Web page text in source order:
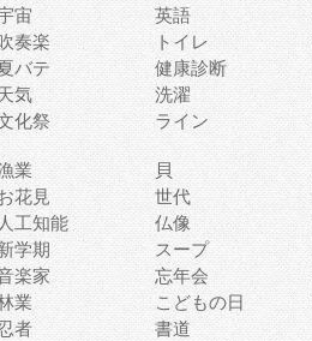
宙 英語
奏楽 トイレ
バテ 健康診断
気 洗濯
化祭 ライン
業 貝
花見 世代
人工知能 仏像
学期 スープ
楽家 忘年会
業 こどもの日
者 書道